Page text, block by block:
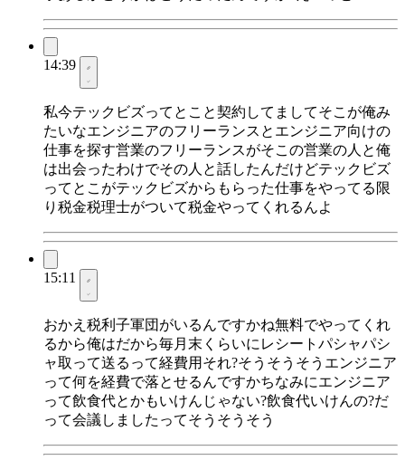
14:39
私今テックビズってとこと契約してましてそこが俺み
たいなエンジニアのフリーランスとエンジニア向けの
仕事を探す営業のフリーランスがそこの営業の人と俺
は出会ったわけでその人と話したんだけどテックビズ
ってとこがテックビズからもらった仕事をやってる限
り税金税理士がついて税金やってくれるんよ
15:11
おかえ税利子軍団がいるんですかね無料でやってくれ
るから俺はだから毎月末くらいにレシートパシャパシ
ャ取って送るって経費用それ?そうそうそうエンジニア
って何を経費で落とせるんですかちなみにエンジニア
って飲食代とかもいけんじゃない?飲食代いけんの?だ
って会議しましたってそうそうそう